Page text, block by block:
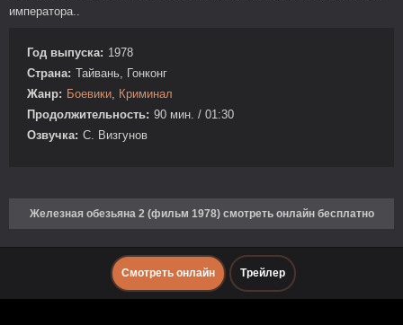
императора..
Год выпуска: 1978
Страна: Тайвань, Гонконг
Жанр: Боевики, Криминал
Продолжительность: 90 мин. / 01:30
Озвучка: C. Визгунов
Железная обезьяна 2 (фильм 1978) смотреть онлайн бесплатно
Смотреть онлайн Трейлер